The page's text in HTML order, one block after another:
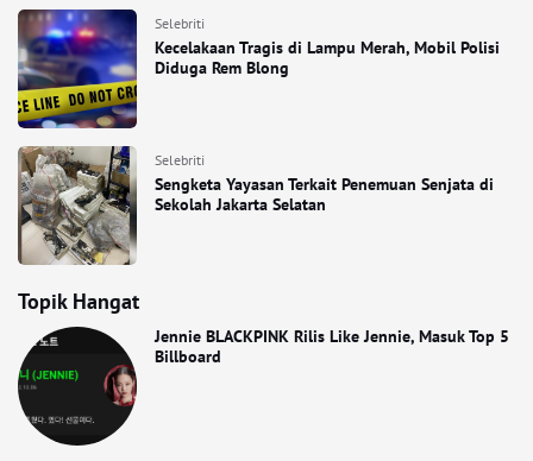
Selebriti
Kecelakaan Tragis di Lampu Merah, Mobil Polisi
Diduga Rem Blong
Selebriti
Sengketa Yayasan Terkait Penemuan Senjata di
Sekolah Jakarta Selatan
Topik Hangat
Jennie BLACKPINK Rilis Like Jennie, Masuk Top 5
Billboard